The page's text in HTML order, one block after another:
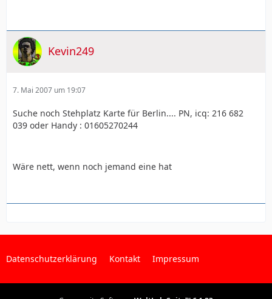
Kevin249
7. Mai 2007 um 19:07
Suche noch Stehplatz Karte für Berlin.... PN, icq: 216 682
039 oder Handy : 01605270244
Wäre nett, wenn noch jemand eine hat
Datenschutzerklärung Kontakt Impressum